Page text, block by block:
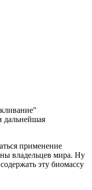
дальнейшая
применение
владельцев мира. Ну
эту биомассу